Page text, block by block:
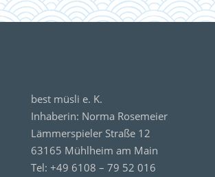
best müsli e. K.
Inhaberin: Norma Rosemeier
Lämmerspieler Straße 12
63165 Mühlheim am Main
Tel: +49 6108 – 79 52 016